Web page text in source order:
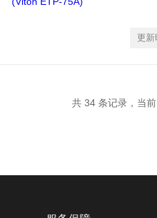
更新
共 34 条记录，当